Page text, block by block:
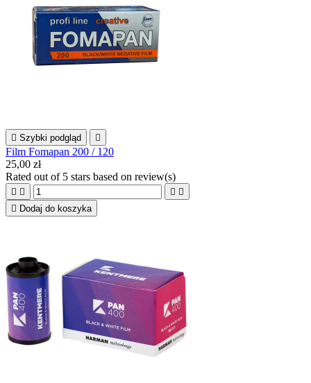
 Szybki podgląd 
Film Fomapan 200 / 120
25,00 zł
Rated out of 5 stars based on review(s)
   
 Dodaj do koszyka